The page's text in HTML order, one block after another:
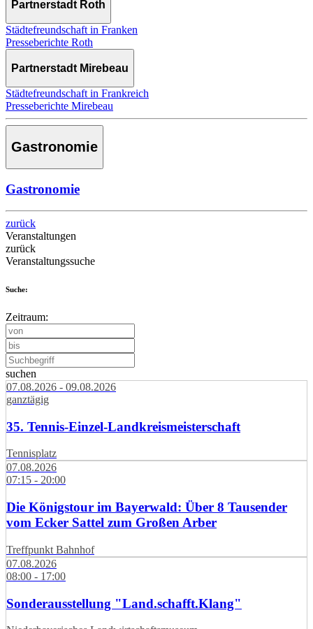
Partnerstadt Roth
Städtefreundschaft in Franken
Presseberichte Roth
Partnerstadt Mirebeau
Städtefreundschaft in Frankreich
Presseberichte Mirebeau
Gastronomie
Gastronomie
zurück
Veranstaltungen
zurück
Veranstaltungssuche
Suche:
Zeitraum:
suchen
07.08.2026 - 09.08.2026
ganztägig
35. Tennis-Einzel-Landkreismeisterschaft
Tennisplatz
07.08.2026
07:15 - 20:00
Die Königstour im Bayerwald: Über 8 Tausender
vom Ecker Sattel zum Großen Arber
Treffpunkt Bahnhof
07.08.2026
08:00 - 17:00
Sonderausstellung "Land.schafft.Klang"